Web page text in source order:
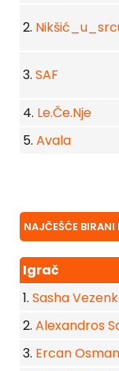
2.
3. SAF
4. Le.Če.Nje
5. Avala
NAJČEŠĆE BIRANI
Igrač
1. Sasha
2. Alexandros
3. Ercan